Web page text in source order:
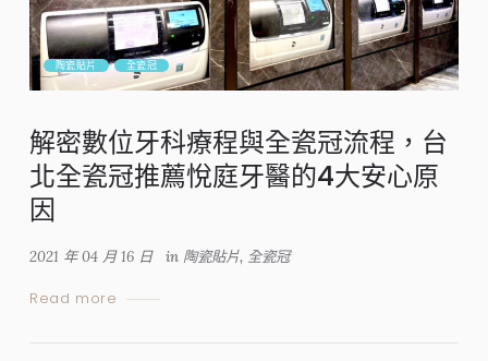
陶瓷貼片 全瓷冠
解密數位牙科療程與全瓷冠流程，台
北全瓷冠推薦悅庭牙醫的4大安心原
因
2021 年 04 月 16 日 in 陶瓷貼片, 全瓷冠
Read more